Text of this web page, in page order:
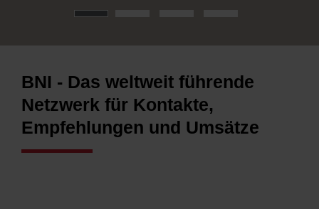
BNI - Das weltweit führende
Netzwerk für Kontakte,
Empfehlungen und Umsätze